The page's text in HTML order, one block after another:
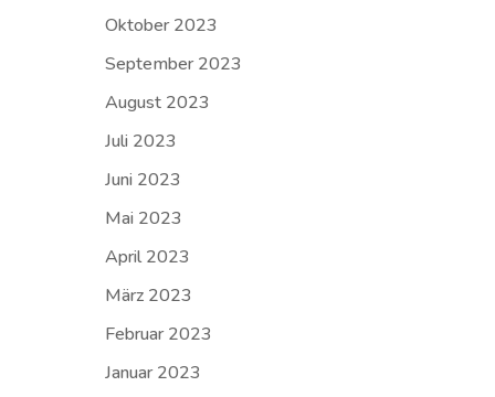
Oktober 2023
September 2023
August 2023
Juli 2023
Juni 2023
Mai 2023
April 2023
März 2023
Februar 2023
Januar 2023